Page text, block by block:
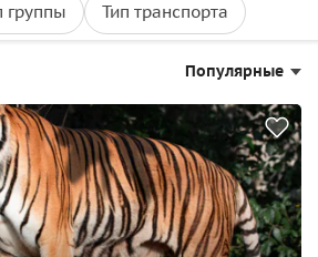
группы Тип транспорта
Популярные